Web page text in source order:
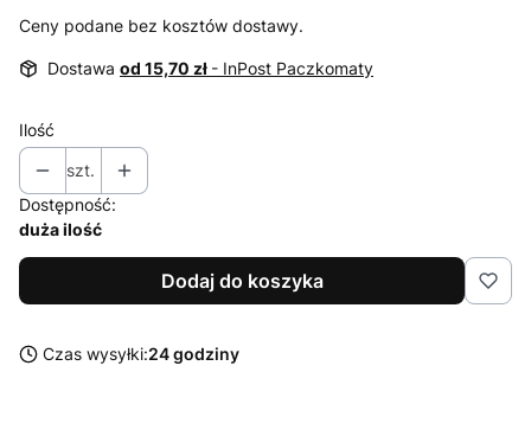
Ceny podane bez kosztów dostawy.
Dostawa od 15,70 zł - InPost Paczkomaty
Ilość
szt.
Dostępność:
duża ilość
Dodaj do koszyka
Czas wysyłki:24 godziny